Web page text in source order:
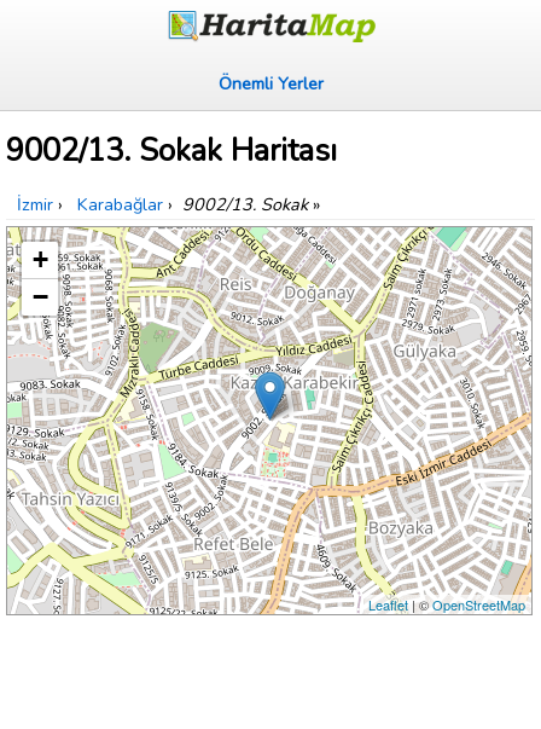
Önemli Yerler
9002/13. Sokak Haritası
İzmir › Karabağlar › 9002/13. Sokak»
+
−
Leaflet| ©OpenStreetMap